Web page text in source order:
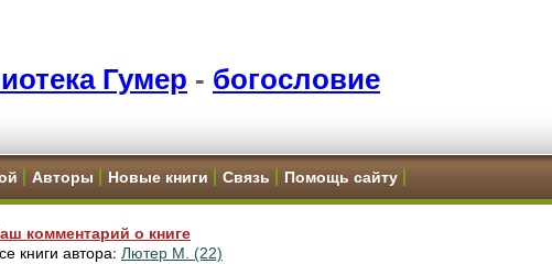
Гумер - богословие
Авторы Новые книги Связь Помощь сайту
комментарий о книге
книги автора: Лютер М. (22)